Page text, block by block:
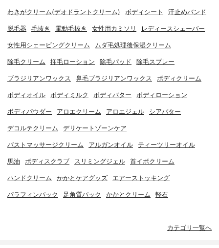
わきがクリーム(デオドラントクリーム) ボディシート 汗止めバンド
脱毛器 毛抜き 電動毛抜き 女性用カミソリ レディースシェーバー
女性用シェービングクリーム ムダ毛処理後保湿クリーム
除毛クリーム 抑毛ローション 除毛パッド 除毛スプレー
ブラジリアンワックス 鼻毛ブラジリアンワックス ボディクリーム
ボディオイル ボディミルク ボディバター ボディローション
ボディパウダー アロエクリーム アロエジェル シアバター
デコルテクリーム デリケートゾーンケア
バストマッサージクリーム アルガンオイル ティーツリーオイル
馬油 ボディスクラブ スリミングジェル 首イボクリーム
ハンドクリーム かかとケアグッズ エアーストッキング
パラフィンパック 足角質パック かかとクリーム 軽石
カテゴリ一覧へ